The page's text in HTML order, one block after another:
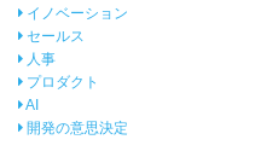
イノベーション
セールス
人事
プロダクト
AI
開発の意思決定